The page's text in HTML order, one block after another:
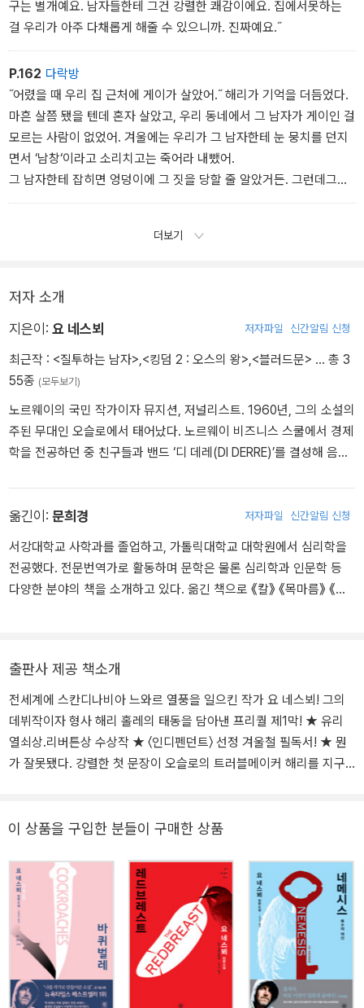
구는 별개예요. 남자들한테 그건 강렬한 쾌감이에요. 집에서못하는
걸 우리가 아주 다채롭게 해줄 수 있으니까. 진짜예요.˝
P.162 다락방
˝어렸을 때 우리 집 근처에 게이가 살았어.˝ 해리가 기억을 더듬었다.
마흔 살쯤 됐을 텐데 혼자 살았고, 우리 동네에서 그 남자가 게이인 걸
모르는 사람이 없었어. 겨울에는 우리가 그 남자한테 눈 뭉치를 던지
면서 ‘남창‘이라고 소리치고는 죽어라 내뺐어.
그 남자한테 잡히면 엉덩이에 그 짓을 당할 줄 알았거든. 그런데그는
한 번도 쫓아오지 않고 그냥 모자를 귀까지 푹 눌러쓰고 집으로 갔어.
왜 그렇게 그 남자를 미워했는지 늘 의문이었지.˝
더보기
저자 소개
지은이: 요 네스뵈 저자파일 신간알림 신청
최근작 : <질투하는 남자> <킹덤 2 : 오스의 왕> <블러드문> … 총 3
55종 (모두보기)
노르웨이의 국민 작가이자 뮤지션, 저널리스트. 1960년, 그의 소설의
주된 무대인 오슬로에서 태어났다. 노르웨이 비즈니스 스쿨에서 경제
학을 전공하던 중 친구들과 밴드 ‘디 데레(DI DERRE)’를 결성해 음악
일리아로 떠났다. 자신이 글을 쓸 수 있는지 알아보고 싶어서였다. 그
레 시리즈’의 시작을 알린 이 작품으로 요 네스뵈는 북유럽 최고의 문
학상 유리열쇠상과 리버튼상을 동시 수상하며 단번에 주목받는 작가
로 떠올랐다. ‘형사 해리 홀레 시리즈’는 전세계 40개국에서 출간 즉
인정받아 페르귄트상을 받았으며, 2015년 상트페테르부르크상, 201
는 장편 범죄소설로 쌓아온 문학 세계를 단편 형식으로 응축한 첫 소
설집이다. ‘범죄소설에서 중요한 것은 플롯이 아니라 인물을 움직이
는 강력한 동기’라는 요 네스뵈의 말처럼 이 작품들은 질투와 욕망 같
은 근원적 감정이 어떻게 폭력과 파국으로 치닫는지를 포착한다. 수
되어 아마존 프라임을 통해 공개되었다. 거침없는 이야기로 독자를
소설집은 ‘해리 홀레’ 시리즈와는 또 다른 방식으로 요 네스뵈 문학이
도달할 수 있는 심리적 깊이와 문학적 완성도를 동시에 증명한다.
옮긴이: 문희경 저자파일 신간알림 신청
서강대학교 사학과를 졸업하고, 가톨릭대학교 대학원에서 심리학을
전공했다. 전문번역가로 활동하며 문학은 물론 심리학과 인문학 등
다양한 분야의 책을 소개하고 있다. 옮긴 책으로 《칼》 《목마름》 《폴
출판사 제공 책소개
전세계에 스칸디나비아 느와르 열풍을 일으킨 작가 요 네스뵈! 그의
데뷔작이자 형사 해리 홀레의 태동을 담아낸 프리퀄 제1막! ★ 유리
열쇠상.리버튼상 수상작 ★ 〈인디펜던트〉 선정 겨울철 필독서! ★ 뭔
가 잘못됐다. 강렬한 첫 문장이 오슬로의 트러블메이커 해리를 지구
코 익숙해질 수 없는 그곳에서 해리가 맞닥뜨린 기묘한 살인. 올림픽
귀를 기울이지만, 그를 비웃듯 연쇄적으로 살인사건이 이어진다. 함
께 수사하던 동료경찰은 죽음을 맞고 해리의 연인마저 실종되는데….
전세계 4천만 독자의 사랑을 받는 작가와 전무후무한 캐릭터의 ‘탄생
기’이자 북유럽 최고의 장르문학상인 유리 열쇠상과 리버튼상을 무려
동시에 안은 데뷔작, 원서 출간 후 십수년이 지나 번역 출간된 영문판
이 뒤늦게 열풍을 일으킨 화제작, 몸만 큰 ‘소년’이었던 해리가 번뜩이
는 형사이자 진짜 남자가 되기까지를 그려낸 잔혹한 성장소설, 형사
이 상품을 구입한 분들이 구매한 상품